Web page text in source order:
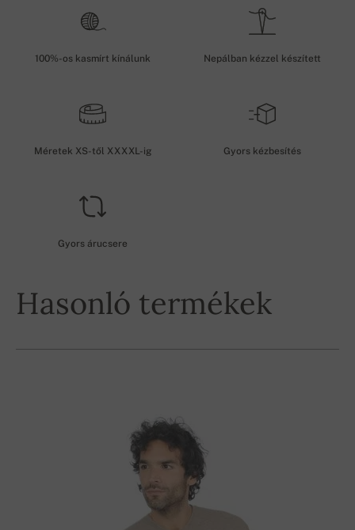
100%-os kasmírt kínálunk Nepálban kézzel készített
Méretek XS-től XXXXL-ig Gyors kézbesítés
Gyors árucsere
Hasonló termékek